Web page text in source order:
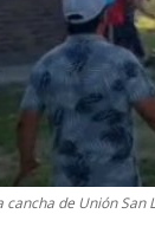
de Unión San